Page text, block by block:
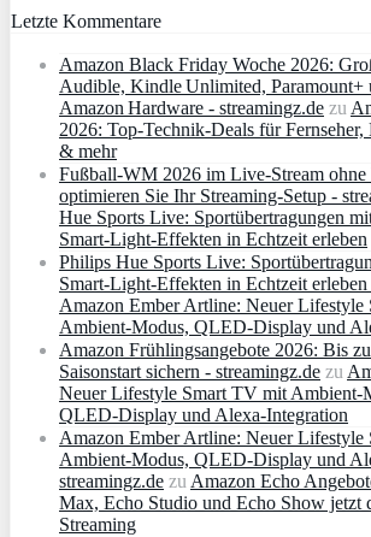
Letzte Kommentare
Amazon Black Friday Woche 2026:
Audible, Kindle Unlimited, Paramount+
Amazon Hardware - streamingz.de zu
2026: Top-Technik-Deals für
& mehr
Fußball-WM 2026 im Live-Stream ohne
optimieren Sie Ihr Streaming-Setup -
Hue Sports Live: Sportübertragungen
Smart‑Light‑Effekten in Echtzeit erleben
Philips Hue Sports Live:
Smart‑Light‑Effekten in Echtzeit
Amazon Ember Artline: Neuer Lifestyle
Ambient‑Modus, QLED‑Display und
Amazon Frühlingsangebote 2026: Bis
Saisonstart sichern - streamingz.de zu
Neuer Lifestyle Smart TV mit
QLED‑Display und Alexa‑Integration
Amazon Ember Artline: Neuer Lifestyle
Ambient‑Modus, QLED‑Display und
streamingz.de zuAmazon Echo
Max, Echo Studio und Echo Show jetzt
Streaming